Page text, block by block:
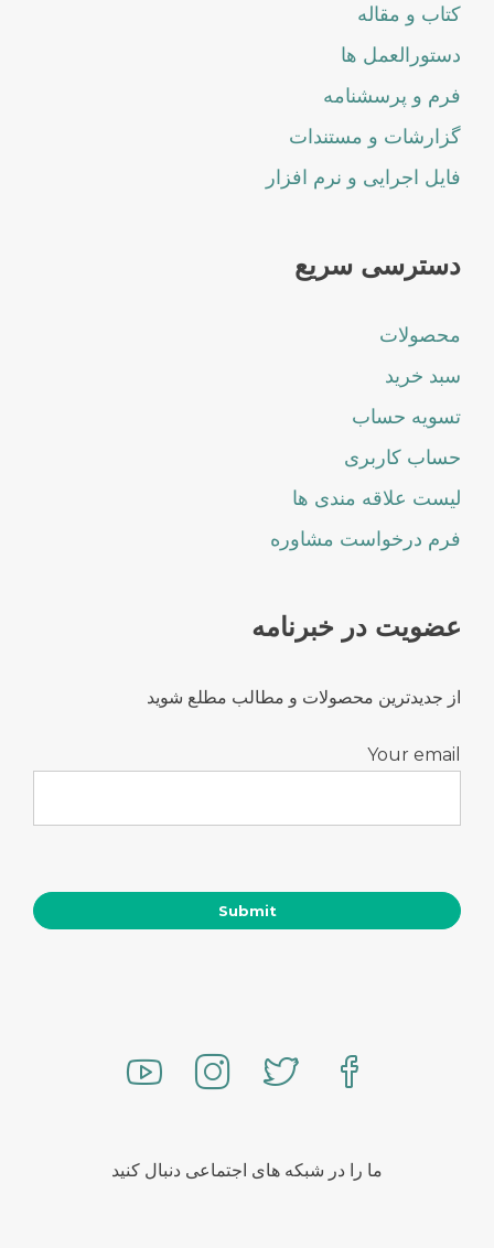
کتاب و مقاله
دستورالعمل ها
فرم و پرسشنامه
گزارشات و مستندات
فایل اجرایی و نرم افزار
دسترسی سریع
محصولات
سبد خرید
تسویه حساب
حساب کاربری
لیست علاقه مندی ها
فرم درخواست مشاوره
عضویت در خبرنامه
از جدیدترین محصولات و مطالب مطلع شوید
Your email
ما را در شبکه های اجتماعی دنبال کنید